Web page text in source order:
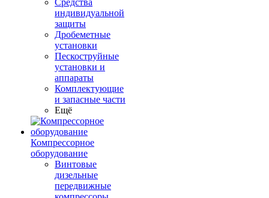
Средства
индивидуальной
защиты
Дробеметные
установки
Пескоструйные
установки и
аппараты
Комплектующие
и запасные части
Ещё
Компрессорное
оборудование
Винтовые
дизельные
передвижные